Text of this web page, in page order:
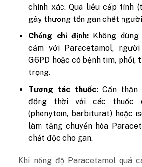
chính xác. Quá liều cấp tính
gây thương tổn gan chết
Chống chỉ định:Không dùng
cảm với Paracetamol,
G6PD hoặc có bệnh tim, phổi,
trọng.
Tương tác thuốc: Cần thận
đồng thời với các thuốc
(phenytoin, barbiturat) hoặc
làm tăng chuyển hóa
chất độc cho gan.
Khi nồng độ Paracetamol quá